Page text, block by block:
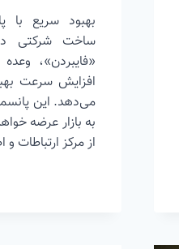
بهبود سریع با
ساخت شرکتی
«فایبردن»،
افزایش سرعت
به بازار عرضه
از مرکز ارتباطات